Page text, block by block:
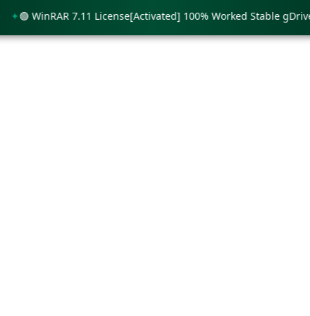
🟢 WinRAR 7.11 License[Activated] 100% Worked Stable gDrive